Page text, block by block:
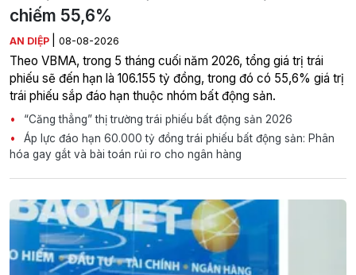
chiếm 55,6%
AN DIỆP 08-08-2026
Theo VBMA, trong 5 tháng cuối năm 2026, tổng giá trị trái
phiếu sẽ đến hạn là 106.155 tỷ đồng, trong đó có 55,6% giá trị
trái phiếu sắp đáo hạn thuộc nhóm bất động sản.
“Căng thẳng” thị trường trái phiếu bất động sản 2026
Áp lực đáo hạn 60.000 tỷ đồng trái phiếu bất động sản: Phân
hóa gay gắt và bài toán rủi ro cho ngân hàng